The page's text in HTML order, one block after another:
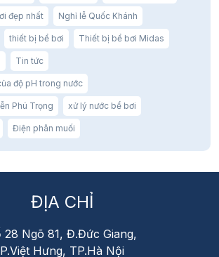
đẹp nhất Nghỉ lễ Quốc Khánh
thiết bị bể bơi Thiết bị bể bơi Midas
Tin tức
độ pH trong nước
Phú Trọng xử lý nước bể bơi
Điện phân muối
ĐỊA CHỈ
28 Ngõ 81, Đ.Đức Giang,
P.Việt Hưng, TP.Hà Nội